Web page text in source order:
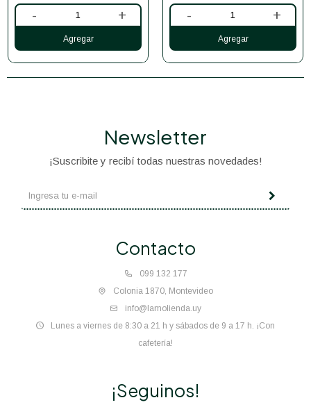
- + - +
Contacto
099 132 177
Colonia 1870, Montevideo
info@lamolienda.uy
Lunes a viernes de 8:30 a 21 h y sábados de 9 a 17 h. ¡Con
cafetería!
Newsletter
¡Suscribite y recibí todas nuestras novedades!
¡Seguinos!